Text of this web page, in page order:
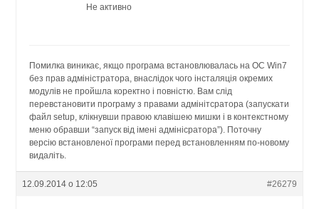
Не активно
Помилка виникає, якщо програма встановлювалась на ОС Win7
без прав адміністратора, внаслідок чого інсталяція окремих
модулів не пройшла коректно і повністю. Вам слід
перевстановити програму з правами адмінітсратора (запускати
файл setup, клікнувши правою клавішею мишки і в контекстному
меню обравши “запуск від імені адмінісратора”). Поточну
версію встановленої програми перед встановленням по-новому
видаліть.
12.09.2014 о 12:05 #26279